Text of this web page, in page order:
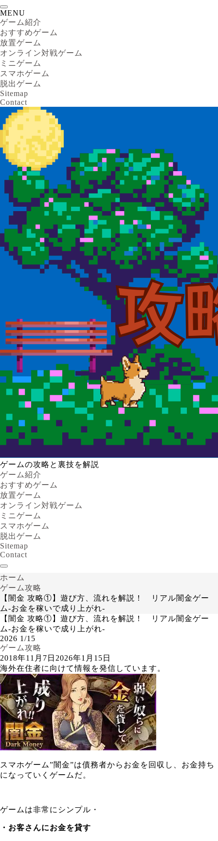
MENU
ゲーム紹介
おすすめゲーム
放置ゲーム
オンライン対戦ゲーム
ミニゲーム
スマホゲーム
脱出ゲーム
Sitemap
Contact
ゲームの攻略と裏技を解説
ゲーム紹介
おすすめゲーム
放置ゲーム
オンライン対戦ゲーム
ミニゲーム
スマホゲーム
脱出ゲーム
Sitemap
Contact
ホーム
ゲーム攻略
【闇金 攻略①】遊び方、流れを解説！ リアル闇金ゲー
ム-お金を稼いで成り上がれ-
【闇金 攻略①】遊び方、流れを解説！ リアル闇金ゲー
ム-お金を稼いで成り上がれ-
2026 1/15
ゲーム攻略
2018年11月7日 2026年1月15日
海外在住者に向けて情報を発信しています。
スマホゲーム”闇金”は債務者からお金を回収し、お金持ち
になっていくゲームだ。
ゲームは非常にシンプル・
・お客さんにお金を貸す